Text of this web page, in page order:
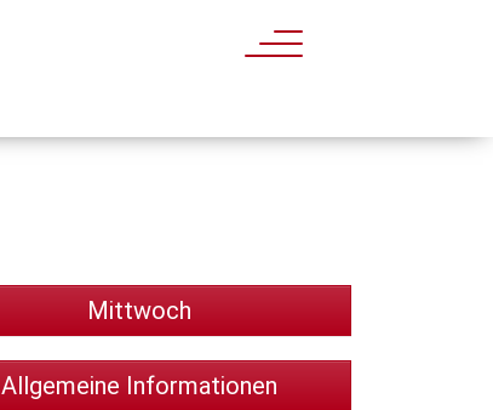
Mittwoch
Allgemeine Informationen